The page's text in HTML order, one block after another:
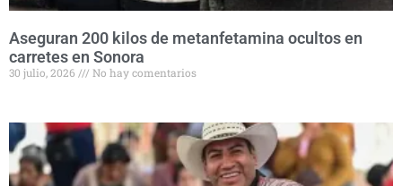
Aseguran 200 kilos de metanfetamina ocultos en
carretes en Sonora
30 julio, 2026 No hay comentarios